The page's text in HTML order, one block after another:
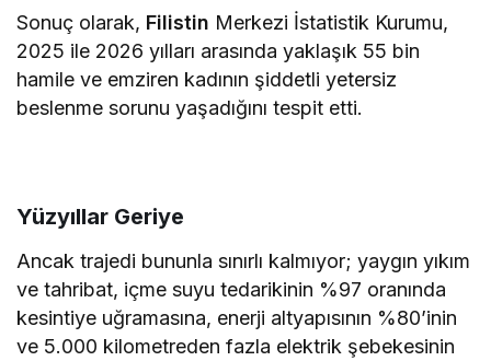
Sonuç olarak, Filistin Merkezi İstatistik Kurumu,
2025 ile 2026 yılları arasında yaklaşık 55 bin
hamile ve emziren kadının şiddetli yetersiz
beslenme sorunu yaşadığını tespit etti.
Yüzyıllar Geriye
Ancak trajedi bununla sınırlı kalmıyor; yaygın yıkım
ve tahribat, içme suyu tedarikinin %97 oranında
kesintiye uğramasına, enerji altyapısının %80’inin
ve 5.000 kilometreden fazla elektrik şebekesinin